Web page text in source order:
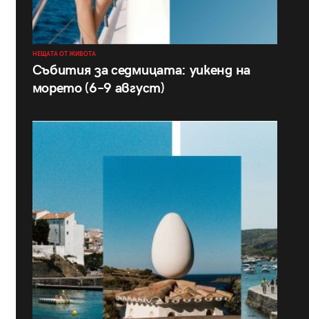
НЕЩАТА ОТ ЖИВОТА
Събития за седмицата: уикенд на
морето (6–9 август)